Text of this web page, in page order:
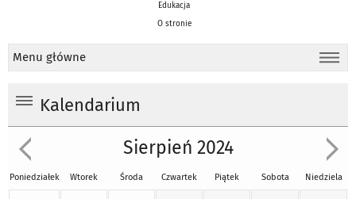
Edukacja
O stronie
Menu główne
Kalendarium
Sierpień 2024
Poniedziałek Wtorek Środa Czwartek Piątek Sobota Niedziela